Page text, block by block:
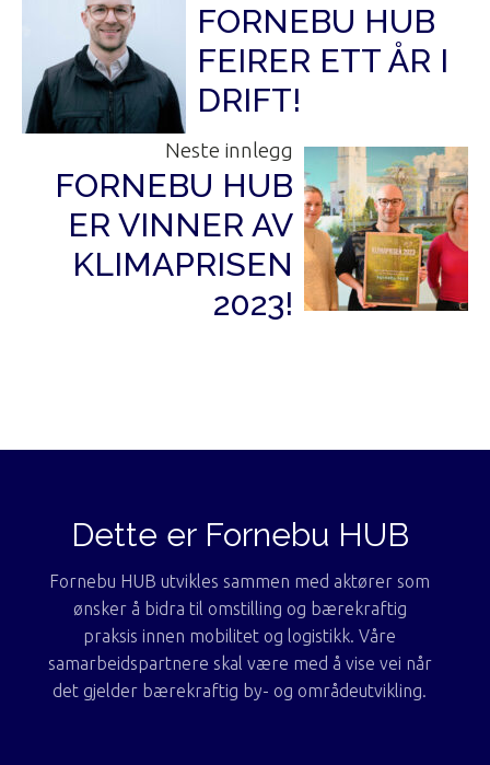
FORNEBU HUB
FEIRER ETT ÅR I
DRIFT!
Neste innlegg
FORNEBU HUB
ER VINNER AV
KLIMAPRISEN
2023!
Dette er Fornebu HUB
Fornebu HUB utvikles sammen med aktører som
ønsker å bidra til omstilling og bærekraftig
praksis innen mobilitet og logistikk. Våre
samarbeidspartnere skal være med å vise vei når
det gjelder bærekraftig by- og områdeutvikling.